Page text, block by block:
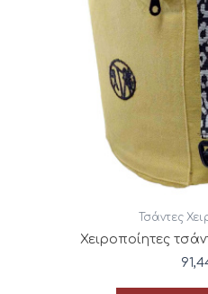
Τσάντες
Χειροποίητες